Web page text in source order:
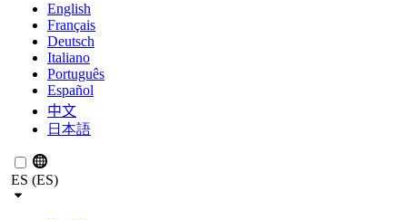
English
Français
Deutsch
Italiano
Português
Español
中文
日本語
ES (ES)